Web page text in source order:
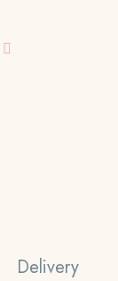
de
Delivery